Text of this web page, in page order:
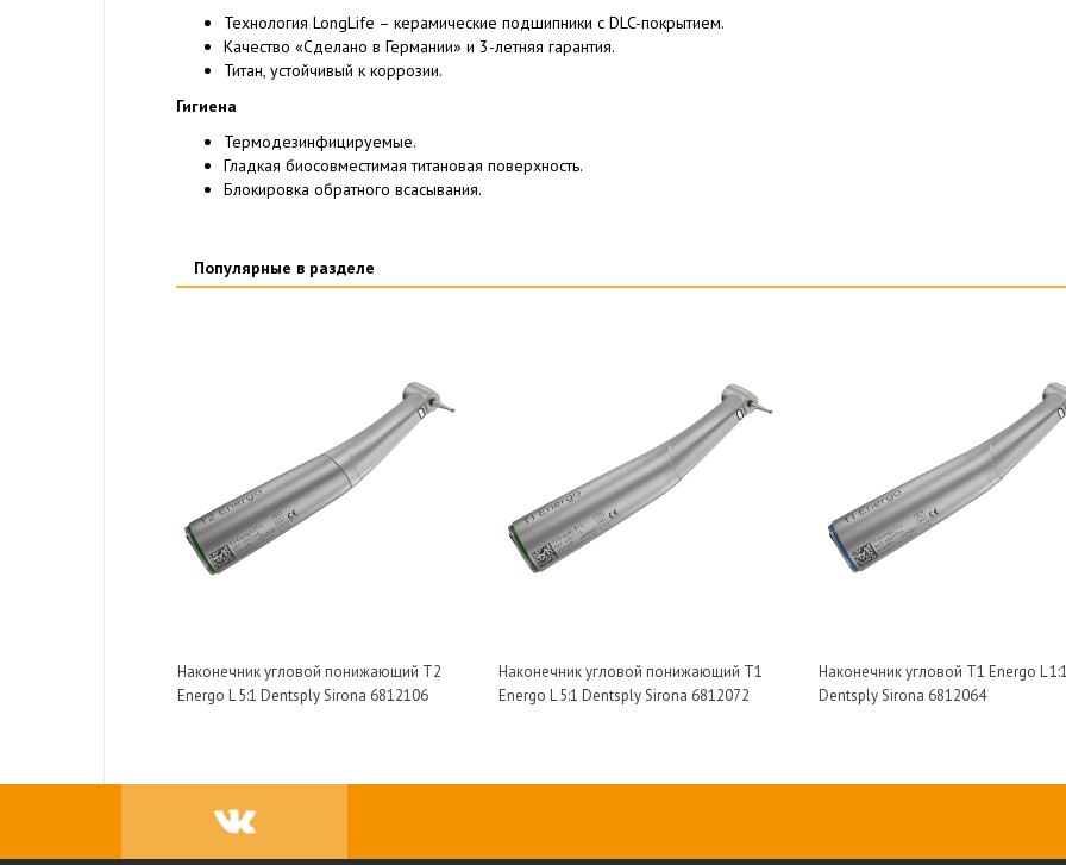
Технология LongLife – керамические подшипники с DLC-покрытием.
Качество «Сделано в Германии» и 3-летняя гарантия.
Титан, устойчивый к коррозии.
Гигиена
Термодезинфицируемые.
Гладкая биосовместимая титановая поверхность.
Блокировка обратного всасывания.
Популярные в разделе
Наконечник угловой понижающий T2
Energo L 5:1 Dentsply Sirona 6812106
Наконечник угловой понижающий T1
Energo L 5:1 Dentsply Sirona 6812072
Наконечник угловой T1 Energo L
Dentsply Sirona 6812064